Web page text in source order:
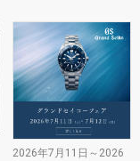
2026年7月11日～2026